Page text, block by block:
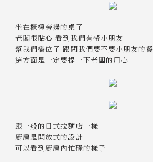
坐在櫃檯旁邊的桌子
老闆很貼心 看到我們有帶小朋友
幫我們橋位子 跟問我們要不要小朋友的
這方面是一定要提一下老闆的用心
跟一般的日式拉麵店一樣
廚房是開放式的設計
可以看到廚房內忙碌的樣子